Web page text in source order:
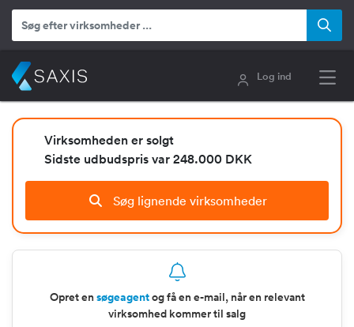
Log ind
Virksomheden er solgt
Sidste udbudspris var 248.000 DKK
Søg lignende virksomheder
Opret en søgeagentog få en e-mail, når en relevant
virksomhed kommer til salg